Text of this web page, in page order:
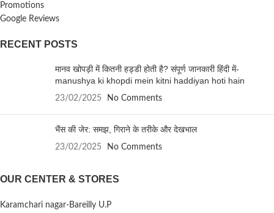
Promotions
Google Reviews
RECENT POSTS
मानव खोपड़ी में कितनी हड्डी होती है? संपूर्ण जानकारी हिंदी में-
manushya ki khopdi mein kitni haddiyan hoti hain
23/02/2025 No Comments
भैंस की जेर: समझ, गिराने के तरीके और देखभाल
23/02/2025 No Comments
OUR CENTER & STORES
Karamchari nagar-Bareilly U.P